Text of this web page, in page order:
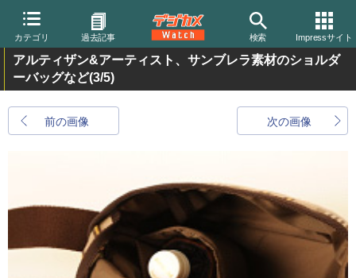
カテゴリ 過去記事 検索 Impressサイト
アルティザン&アーティスト、サンブレラ素材のショルダ
ーバッグなど(3/5)
前の画像 次の画像